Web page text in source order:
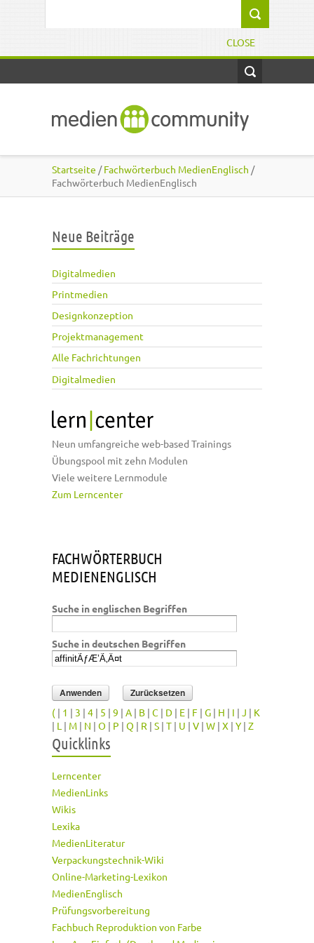
CLOSE
Startseite /Fachwörterbuch MedienEnglisch /
Fachwörterbuch MedienEnglisch
Neue Beiträge
Digitalmedien
Printmedien
Designkonzeption
Projektmanagement
Alle Fachrichtungen
Digitalmedien
Neun umfangreiche web-based Trainings
Übungspool mit zehn Modulen
Viele weitere Lernmodule
Zum Lerncenter
FACHWÖRTERBUCH
MEDIENENGLISCH
Suche in englischen Begriffen
Suche in deutschen Begriffen
( | 1 | 3 | 4 | 5 | 9 | A | B | C | D | E | F | G | H | I | J | K
| L | M | N | O | P | Q | R | S | T | U | V | W | X | Y | Z
Quicklinks
Lerncenter
MedienLinks
Wikis
Lexika
MedienLiteratur
Verpackungstechnik-Wiki
Online-Marketing-Lexikon
MedienEnglisch
Prüfungsvorbereitung
Fachbuch Reproduktion von Farbe